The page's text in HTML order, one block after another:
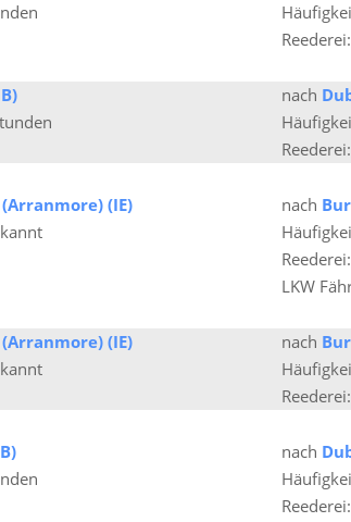
nach
(IE) nach
LKW
(IE) nach
nach